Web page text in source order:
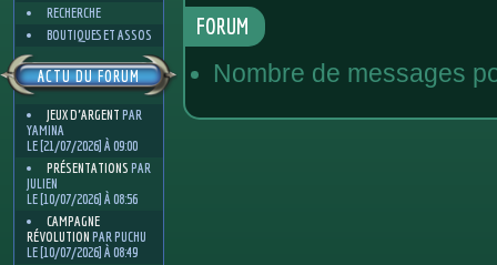
RECHERCHE
BOUTIQUES ET ASSOS
ACTU DU FORUM
JEUX D'ARGENT PAR
YAMINA
LE [21/07/2026] À 09:00
PRÉSENTATIONS PAR
JULIEN
LE [10/07/2026] À 08:56
CAMPAGNE
RÉVOLUTION PAR PUCHU
LE [10/07/2026] À 08:49
FORUM
Nombre de messages